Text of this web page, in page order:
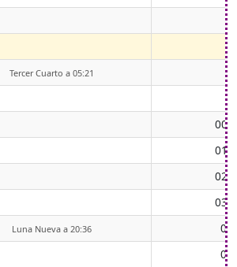
Tercer Cuarto a 05:21
Luna Nueva a 20:36